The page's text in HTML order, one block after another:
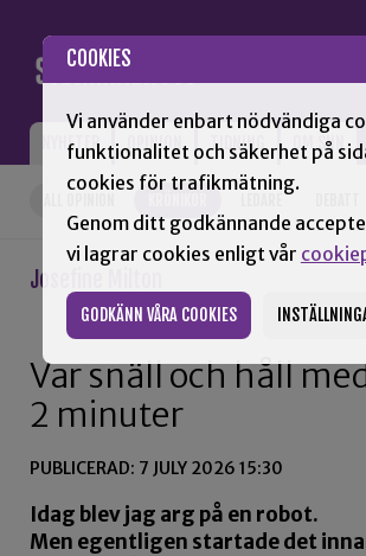
COOKIES
Vi använder enbart nödvändiga
funktionalitet och säkerhet på
cookies för trafikmätning.
Genom ditt godkännande
vi lagrar cookies enligt vår
GODKÄNN VÅRA COOKIES
NYHETER OPINION TIDNING OM SNN
Josefine Milton
Var snäll och håll
2 minuter
PUBLICERAD: 7 JULY 2026 15:30
Idag blev jag arg på en robot.
Men egentligen startade det